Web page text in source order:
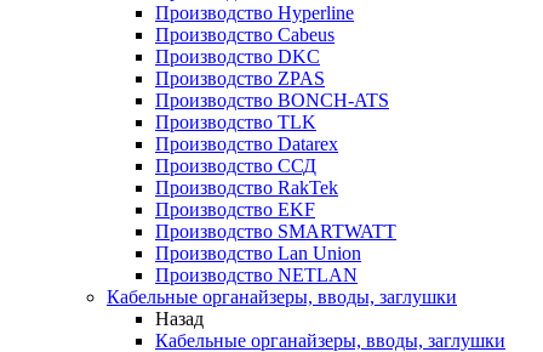
Производство Hyperline
Производство Cabeus
Производство DKC
Производство ZPAS
Производство BONCH-ATS
Производство TLK
Производство Datarex
Производство ССД
Производство RakTek
Производство EKF
Производство SMARTWATT
Производство Lan Union
Производство NETLAN
Кабельные органайзеры, вводы, заглушки
Назад
Кабельные органайзеры, вводы, заглушки